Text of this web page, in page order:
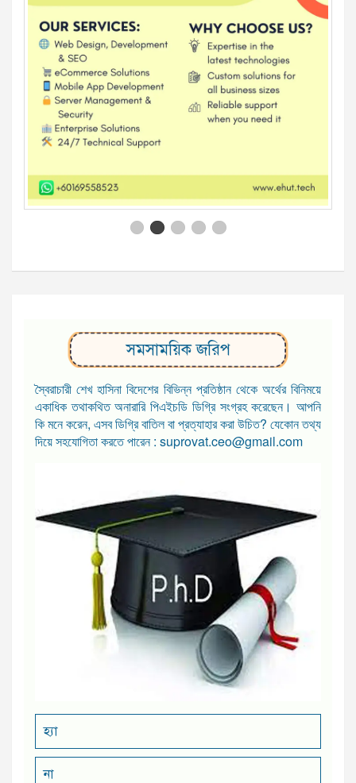
সমসাময়িক জরিপ
স্বৈরাচারী শেখ হাসিনা বিদেশের বিভিন্ন প্রতিষ্ঠান থেকে অর্থের বিনিময়ে
একাধিক তথাকথিত অনারারি পিএইচডি ডিগ্রি সংগ্রহ করেছেন। আপনি
কি মনে করেন, এসব ডিগ্রি বাতিল বা প্রত্যাহার করা উচিত? যেকোন তথ্য
দিয়ে সহযোগিতা করতে পারেন : suprovat.ceo@gmail.com
হ্যা
না